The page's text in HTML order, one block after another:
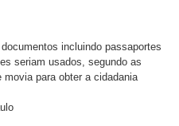
incluindo passaportes
seriam usados, segundo as
para obter a cidadania